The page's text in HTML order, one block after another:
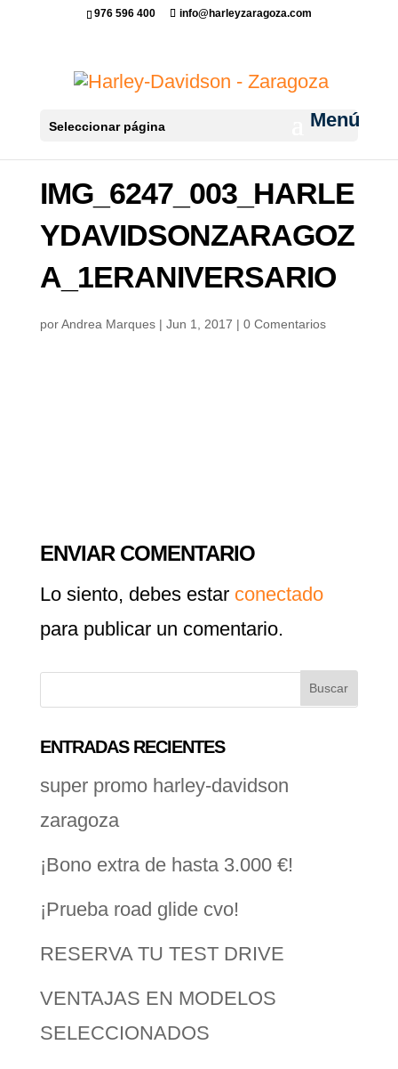
976 596 400 info@harleyzaragoza.com
Seleccionar página
IMG_6247_003_HARLE
YDAVIDSONZARAGOZ
A_1ERANIVERSARIO
porAndrea Marques| Jun 1, 2017 | 0 Comentarios
ENVIAR COMENTARIO
Lo siento, debes estar conectado
para publicar un comentario.
ENTRADAS RECIENTES
super promo harley-davidson
zaragoza
¡Bono extra de hasta 3.000 €!
¡Prueba road glide cvo!
RESERVA TU TEST DRIVE
VENTAJAS EN MODELOS
SELECCIONADOS